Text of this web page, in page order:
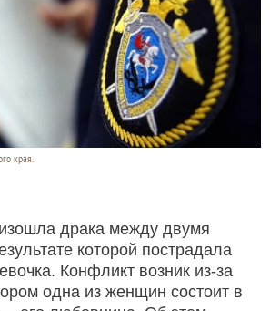
края.
драка между двумя
которой пострадала
Конфликт возник из-за
одна из женщин состоит в